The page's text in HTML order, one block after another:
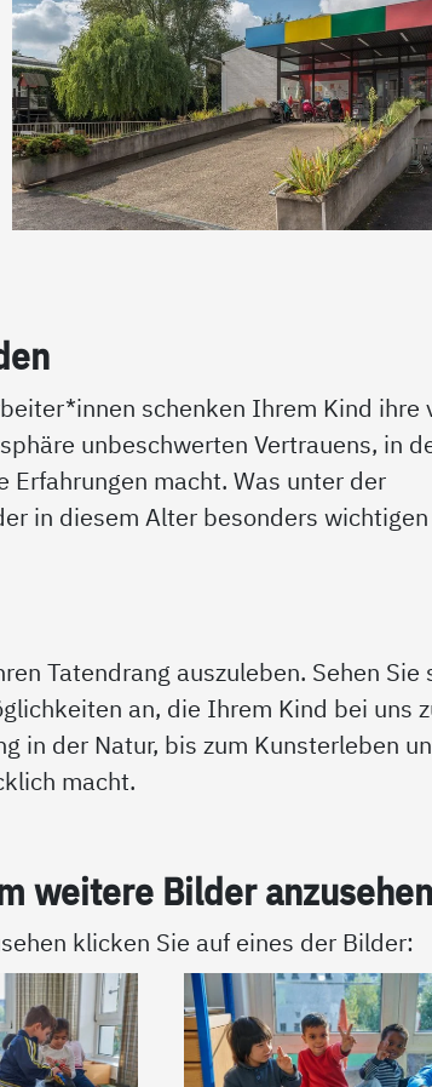
schenken Ihrem Kind ihre
unbeschwerten Vertrauens, in
Erfahrungen macht. Was unter der
in diesem Alter besonders wichtigen
Tatendrang auszuleben. Sehen Sie
an, die Ihrem Kind bei uns
in der Natur, bis zum Kunsterleben
macht.
wei­te­re Bil­der
klicken Sie auf eines der Bilder: